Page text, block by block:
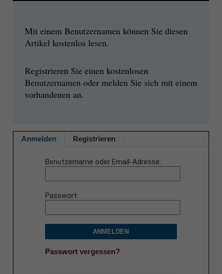
Mit einem Benutzernamen können Sie diesen
Artikel kostenlos lesen.
Registrieren Sie einen kostenlosen
Benutzernamen oder melden Sie sich mit einem
vorhandenen an.
Anmelden Registrieren
Benutzername oder Email-Adresse
Passwort
ANMELDEN
Passwort vergessen?